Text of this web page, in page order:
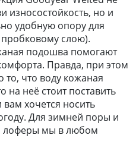
износостойкость, но и
удобную опору для
слою).
подошва помогают
Правда, при этом
что воду кожаная
на неё стоит поставить
вам хочется носить
Для зимней поры и
лоферы мы в любом